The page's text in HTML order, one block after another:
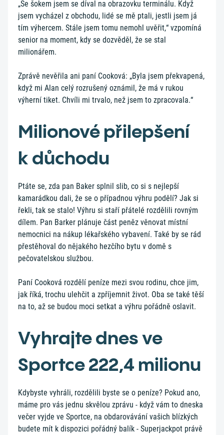
„Se šokem jsem se díval na obrazovku terminálu. Když
jsem vycházel z obchodu, lidé se mě ptali, jestli jsem já
tím výhercem. Stále jsem tomu nemohl uvěřit,“ vzpomíná
senior na moment, kdy se dozvěděl, že se stal
milionářem.
Zprávě nevěřila ani paní Cooková: „Byla jsem překvapená,
když mi Alan celý rozrušený oznámil, že má v rukou
výherní tiket. Chvíli mi trvalo, než jsem to zpracovala.“
Milionové přilepšení
k důchodu
Ptáte se, zda pan Baker splnil slib, co si s nejlepší
kamarádkou dali, že se o případnou výhru podělí? Jak si
řekli, tak se stalo! Výhru si staří přátelé rozdělili rovným
dílem. Pan Barker plánuje část peněz věnovat místní
nemocnici na nákup lékařského vybavení. Také by se rád
přestěhoval do nějakého hezčího bytu v domě s
pečovatelskou službou.
Paní Cooková rozdělí peníze mezi svou rodinu, chce jim,
jak říká, trochu ulehčit a zpříjemnit život. Oba se také těší
na to, až se budou moci setkat a výhru pořádně oslavit.
Vyhrajte dnes ve
Sportce 222,4 milionu
Kdybyste vyhráli, rozdělili byste se o peníze? Pokud ano,
máme pro vás jednu skvělou zprávu - když vám to dneska
večer vyjde ve Sportce, na obdarovávání vašich blízkých
budete mít k dispozici pořádný balík - Superjackpot právě